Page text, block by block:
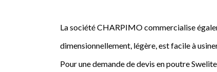
La société CHARPIMO commercialise
dimensionnellement, légère, est facile à
Pour une demande de devis en poutre